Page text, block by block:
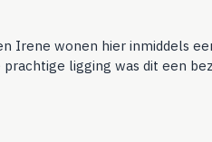
Irene wonen hier inmiddels
ligging was dit een